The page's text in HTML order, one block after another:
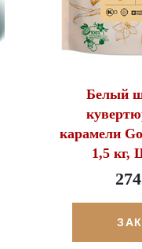
Белый
карамели
1,5 кг,